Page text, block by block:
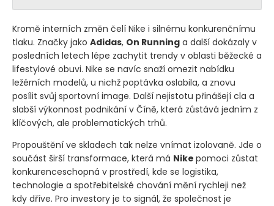
Kromě interních změn čelí Nike i silnému konkurenčnímu
tlaku. Značky jako Adidas, On Running a další dokázaly v
posledních letech lépe zachytit trendy v oblasti běžecké a
lifestylové obuvi. Nike se navíc snaží omezit nabídku
ležérních modelů, u nichž poptávka oslabila, a znovu
posílit svůj sportovní image. Další nejistotu přinášejí cla a
slabší výkonnost podnikání v Číně, která zůstává jedním z
klíčových, ale problematických trhů.
Propouštění ve skladech tak nelze vnímat izolovaně. Jde o
součást širší transformace, která má Nike pomoci zůstat
konkurenceschopná v prostředí, kde se logistika,
technologie a spotřebitelské chování mění rychleji než
kdy dříve. Pro investory je to signál, že společnost je